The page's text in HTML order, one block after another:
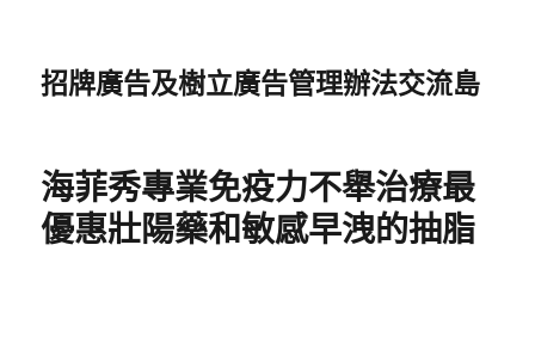
招牌廣告及樹立廣告管理辦法交流島
海菲秀專業免疫力不舉治療最
優惠壯陽藥和敏感早洩的抽脂